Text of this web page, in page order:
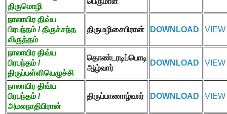
திருமொழி
நாலாயிர திவ்ய
பிரபந்தம் / திருச்சந்த
விருத்தம்
திருமழிசைபிரான் DOWNLOAD VIEW
நாலாயிர திவ்ய
பிரபந்தம் /
திருப்பள்ளியெழுச்சி
தொண்டரடிப்பொடி
ஆழ்வார்
DOWNLOAD VIEW
நாலாயிர திவ்ய
பிரபந்தம் /
அமலநாதிபிரான்
திருப்பாணாழ்வார் DOWNLOAD VIEW